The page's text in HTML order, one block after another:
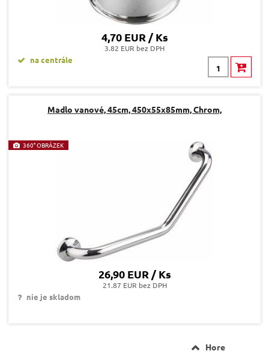
4,70 EUR / Ks
3.82 EUR bez DPH
na centrále
Madlo vanové, 45cm, 450x55x85mm, Chrom,
360° OBRÁZEK
26,90 EUR / Ks
21.87 EUR bez DPH
nie je skladom
Hore